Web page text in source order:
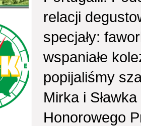
relacji
specjały:
wspaniałe
popijaliśmy
Mirka i
Honorowego